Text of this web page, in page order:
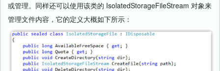
或管理。同样还可以使用该类的 IsolatedStorageFileStream 对象来
管理文件内容，它的定义大概如下所示：